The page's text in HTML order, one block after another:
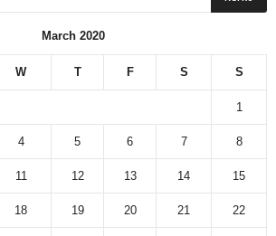
March 2020
W T F S S
1
4 5 6 7 8
11 12 13 14 15
18 19 20 21 22